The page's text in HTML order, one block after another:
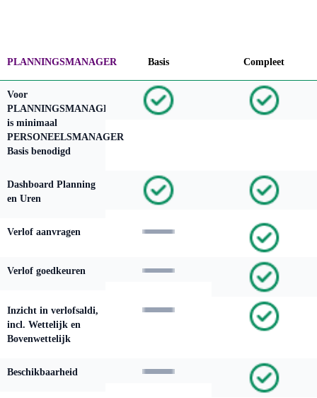
PLANNINGSMANAGER Basis Compleet
Voor
PLANNINGSMANAGER
is minimaal
PERSONEELSMANAGER
Basis benodigd
Dashboard Planning
en Uren
Verlof aanvragen
Verlof goedkeuren
Inzicht in verlofsaldi,
incl. Wettelijk en
Bovenwettelijk
Beschikbaarheid